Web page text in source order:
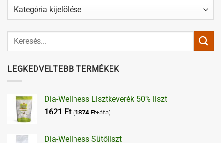
Kategóriák
LEGKEDVELTEBB TERMÉKEK
Dia-Wellness Lisztkeverék 50% liszt
1621 Ft (1374 Ft+áfa)
Dia-Wellness Sütőliszt